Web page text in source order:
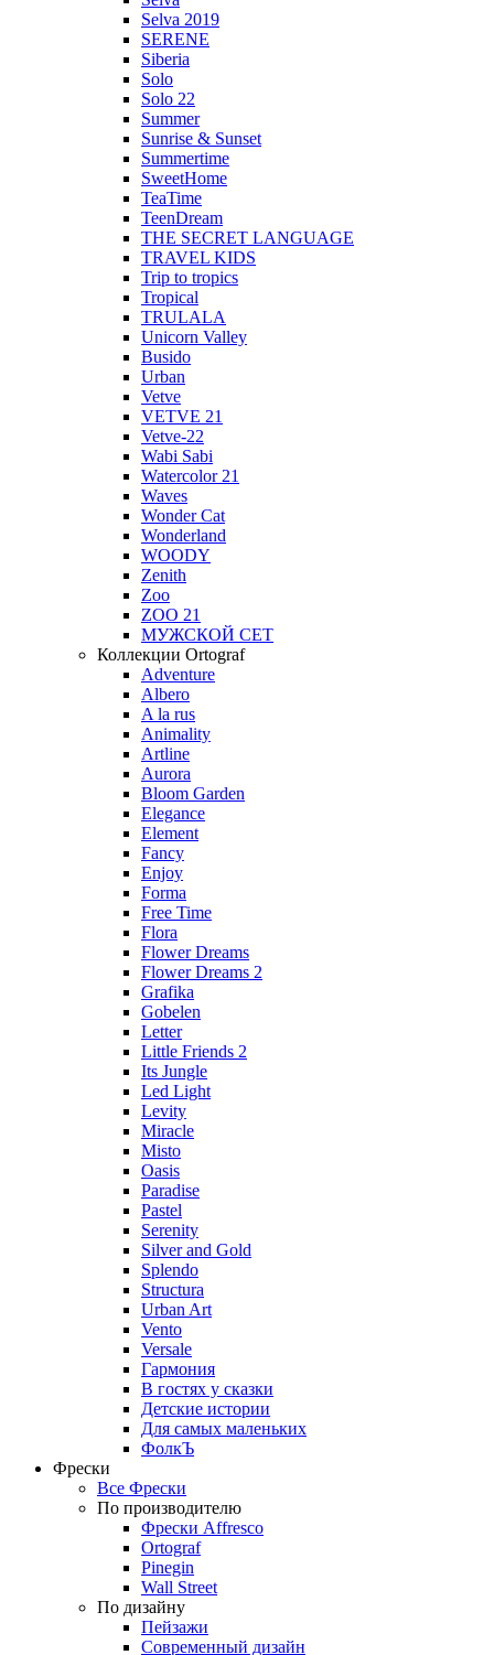
Selva 2019
SERENE
Siberia
Solo
Solo 22
Summer
Sunrise & Sunset
Summertime
SweetHome
TeaTime
TeenDream
THE SECRET LANGUAGE
TRAVEL KIDS
Trip to tropics
Tropical
TRULALA
Unicorn Valley
Busido
Urban
Vetve
VETVE 21
Vetve-22
Wabi Sabi
Watercolor 21
Waves
Wonder Cat
Wonderland
WOODY
Zenith
Zoo
ZOO 21
МУЖСКОЙ СЕТ
Коллекции Ortograf
Adventure
Albero
A la rus
Animality
Artline
Aurora
Bloom Garden
Elegance
Element
Fancy
Enjoy
Forma
Free Time
Flora
Flower Dreams
Flower Dreams 2
Grafika
Gobelen
Letter
Little Friends 2
Its Jungle
Led Light
Levity
Miracle
Misto
Oasis
Paradise
Pastel
Serenity
Silver and Gold
Splendo
Structura
Urban Art
Vento
Versale
Гармония
В гостях у сказки
Детские истории
Для самых маленьких
ФолкЪ
Фрески
Все Фрески
По производителю
Фрески Affresco
Ortograf
Pinegin
Wall Street
По дизайну
Пейзажи
Современный дизайн